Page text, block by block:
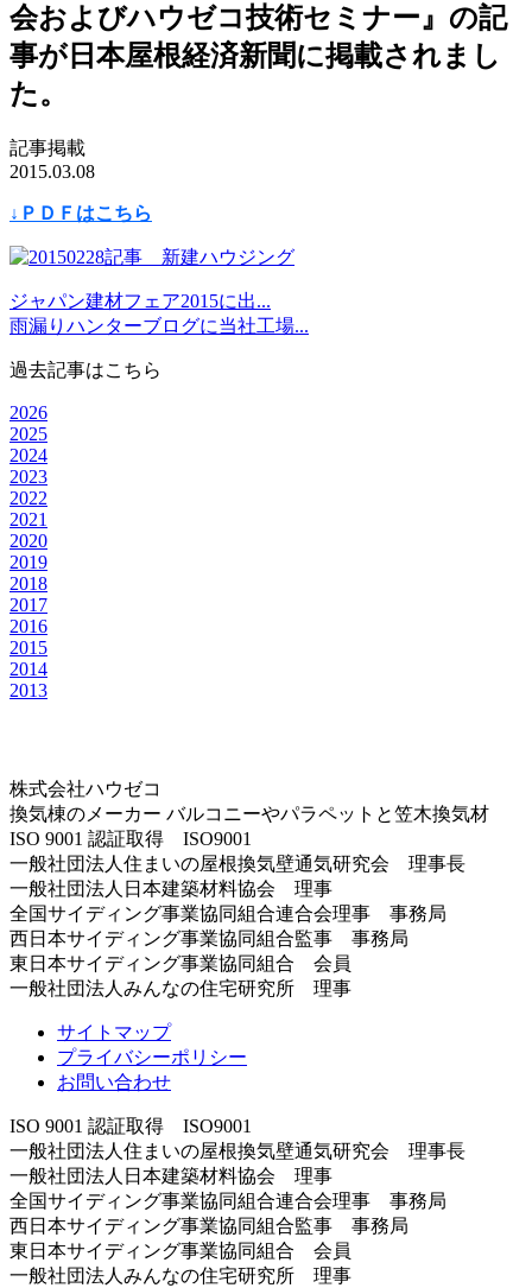
会およびハウゼコ技術セミナー』の記
事が日本屋根経済新聞に掲載されまし
た。
記事掲載
2015.03.08
↓ＰＤＦはこちら
ジャパン建材フェア2015に出...
雨漏りハンターブログに当社工場...
過去記事はこちら
2026
2025
2024
2023
2022
2021
2020
2019
2018
2017
2016
2015
2014
2013
株式会社ハウゼコ
換気棟のメーカー バルコニーやパラペットと笠木換気材
ISO 9001 認証取得 ISO9001
一般社団法人住まいの屋根換気壁通気研究会 理事長
一般社団法人日本建築材料協会 理事
全国サイディング事業協同組合連合会理事 事務局
西日本サイディング事業協同組合監事 事務局
東日本サイディング事業協同組合 会員
一般社団法人みんなの住宅研究所 理事
サイトマップ
プライバシーポリシー
お問い合わせ
ISO 9001 認証取得 ISO9001
一般社団法人住まいの屋根換気壁通気研究会 理事長
一般社団法人日本建築材料協会 理事
全国サイディング事業協同組合連合会理事 事務局
西日本サイディング事業協同組合監事 事務局
東日本サイディング事業協同組合 会員
一般社団法人みんなの住宅研究所 理事